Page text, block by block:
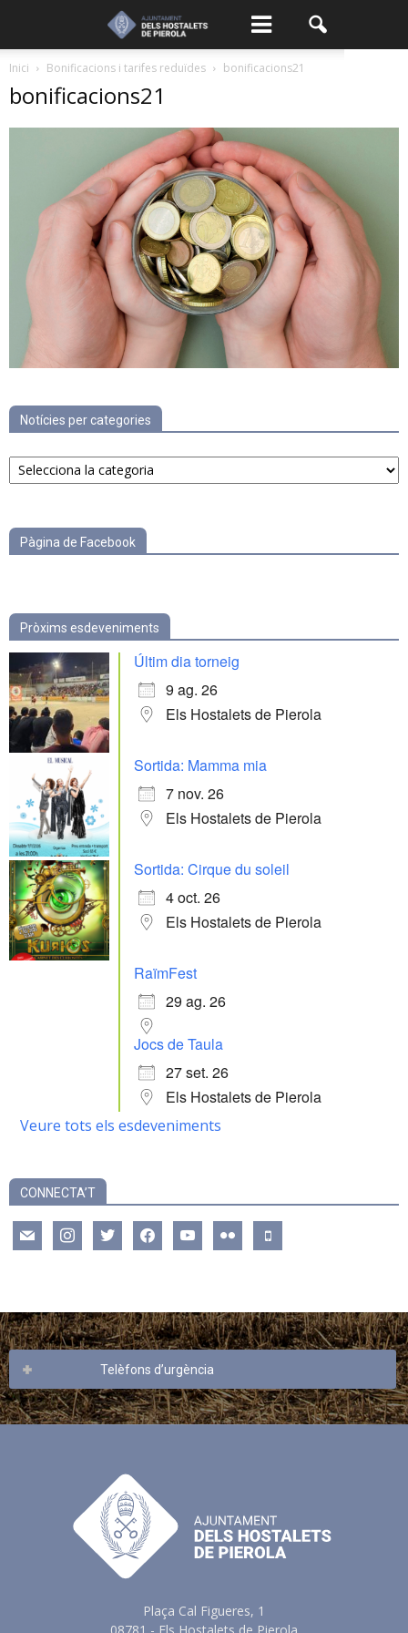
Inici Bonificacions i tarifes reduïdes bonificacions21
bonificacions21
Notícies per categories
Notícies
per
Pàgina de Facebook
Pròxims esdeveniments
Últim dia torneig
9 ag. 26
Els Hostalets de Pierola
Sortida: Mamma mia
7 nov. 26
Els Hostalets de Pierola
Sortida: Cirque du soleil
4 oct. 26
Els Hostalets de Pierola
RaïmFest
29 ag. 26
Jocs de Taula
27 set. 26
Els Hostalets de Pierola
Veure tots els esdeveniments
CONNECTA’T
mail instagramtwitter facebookyoutube flickr mobile
Telèfons d’urgència
Plaça Cal Figueres, 1